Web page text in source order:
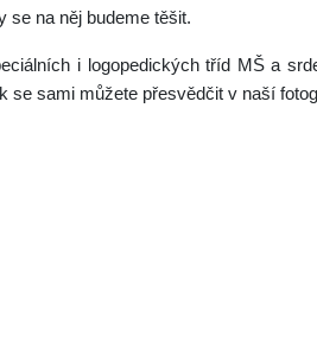
se na něj budeme těšit.
i logopedických tříd MŠ a
se sami můžete přesvědčit v naší